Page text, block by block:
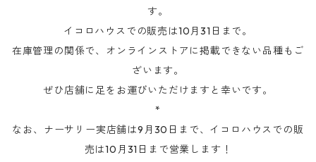
す。
イコロハウスでの販売は10月31日まで。
在庫管理の関係で、オンラインストアに掲載できない品種もご
ざいます。
ぜひ店舗に足をお運びいただけますと幸いです。
*
なお、ナーサリー実店舗は9月30日まで、イコロハウスでの販
売は10月31日まで営業します！